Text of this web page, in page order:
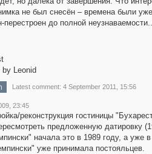
не был снесён – времена были
до полной
by Leonid
Latest comment: 4 September 2011, 15:56
23:45
реконструкция гостиницы
предложенную датировку
начала это в 1989 году, а уже в
уже принимала постояльцев.